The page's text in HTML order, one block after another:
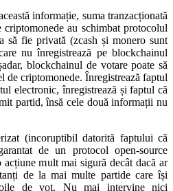
informație, suma tranzacționată
au schimbat protocolul
să fie privată (zcash și monero sunt
nu înregistrează pe blockchainul
blockchainul de votare poate să
de criptomonede. Înregistrează faptul
electronic, înregistrează și faptul că
partid, însă cele două informații nu
(incoruptibil datorită faptului că
de un protocol open-source
mult mai sigură decât dacă ar
de la mai multe partide care își
de vot. Nu mai intervine nici